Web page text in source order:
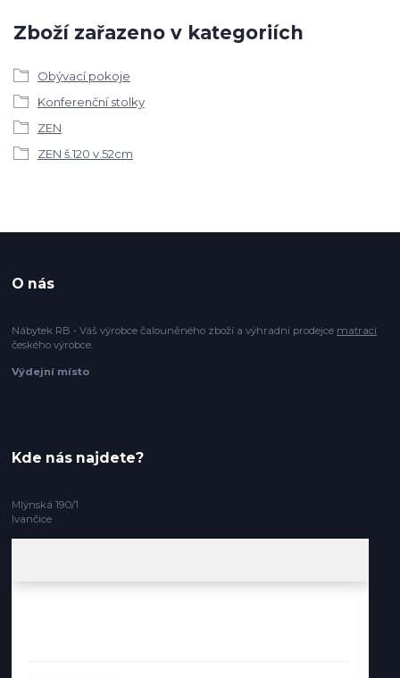
Zboží zařazeno v kategoriích
Obývací pokoje
Konferenční stolky
ZEN
ZEN š.120 v.52cm
O nás
Nábytek RB - Váš výrobce čalouněného zboží a výhradní prodejce matrací
českého výrobce.
Výdejní místo
Kde nás najdete?
Mlýnská 190/1
Ivančice